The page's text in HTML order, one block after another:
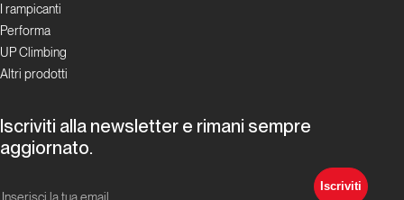
Su e giù
per le
Personaggi
I rampicanti
Performa
UP Climbing
Altri prodotti
Iscriviti alla newsletter e rimani sempre
aggiornato.
Iscriviti